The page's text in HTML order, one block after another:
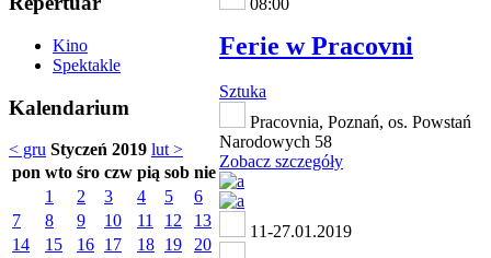
Kino
Spektakle
Kalendarium
< gru Styczeń 2019 lut >
pon wto śro czw pią sob nie
1
2 3 4 5
6
7
8 9 10 11 12
13
14
15 16 17 18 19
20
Ferie w Pracovni
Sztuka
Pracovnia, Poznań, os. Powstań
Narodowych 58
Zobacz szczegóły
11-27.01.2019